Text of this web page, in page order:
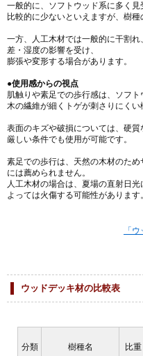
一般的に、ソフトウッド系に多く
比較的に少ないといえますが、樹
一方、人工木材では一般的に干割
差・湿度の影響を受け、
膨張や変形する場合があります。
●使用感からの視点
肌触りや素足での歩行感は、ソフト
木の繊維が細くトゲが刺さりにくい
表面のキズや破損については、硬質
厳しい条件でも使用が可能です。
素足での歩行は、天然の木材のた
には薦められません。
人工木材の場合は、夏場の直射日
よっては火傷する可能性があります。
「
ウッドデッキ材の比較表
分類 樹種名 比重